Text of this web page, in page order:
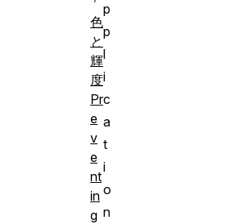
p
p
l
i
c
a
t
i
o
n
色
と
輝
度
Pr
e
v
e
nt
in
g